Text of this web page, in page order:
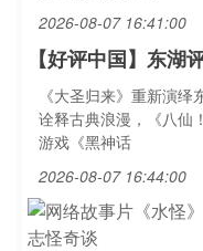
2026-08-07 16:41:00
【好评中国】东湖
《大圣归来》重新演
诠释古典浪漫，《八仙
游戏《黑神话
2026-08-07 16:44:00